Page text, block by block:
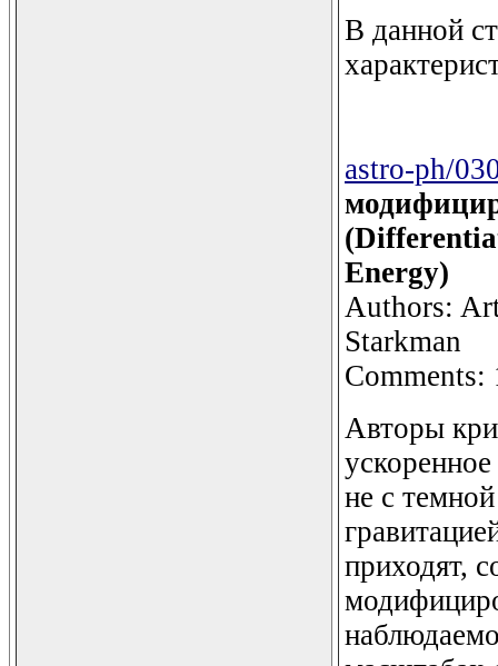
В данной
astro-ph/
Energy)
Authors:
Starkman
Comments:
Авторы
не с
приходят,